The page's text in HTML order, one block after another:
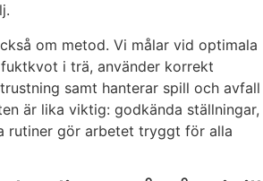
om metod. Vi målar vid optimala
i trä, använder korrekt
samt hanterar spill och avfall
är lika viktig: godkända ställningar,
rutiner gör arbetet tryggt för alla